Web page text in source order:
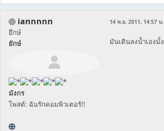
iannnnn
ยึกษ์
ยักษ์
มังกร
โพสต์: ฉันรักคอมพิวเตอร์!!
14 พ.ย. 2011, 14:57 น.
มันเดินลงน้ำเองมั้ง